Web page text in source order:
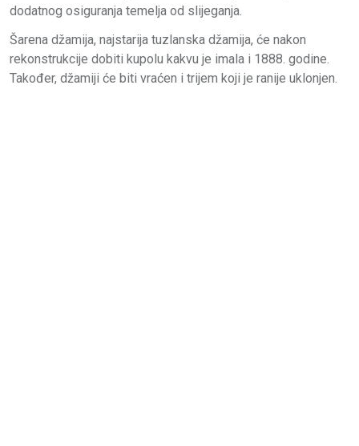
dodatnog osiguranja temelja od slijeganja.
Šarena džamija, najstarija tuzlanska džamija, će nakon
rekonstrukcije dobiti kupolu kakvu je imala i 1888. godine.
Također, džamiji će biti vraćen i trijem koji je ranije uklonjen.